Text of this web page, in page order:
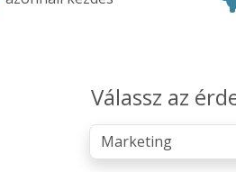
Válassz az